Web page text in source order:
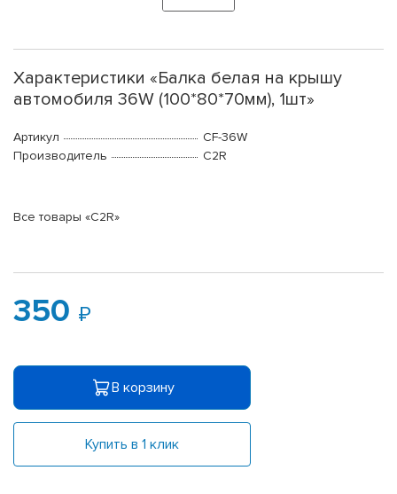
Характеристики «Балка белая на крышу
автомобиля 36W (100*80*70мм), 1шт»
Артикул
CF-36W
Производитель
C2R
Все товары «C2R»
350
В корзину
Купить в 1 клик